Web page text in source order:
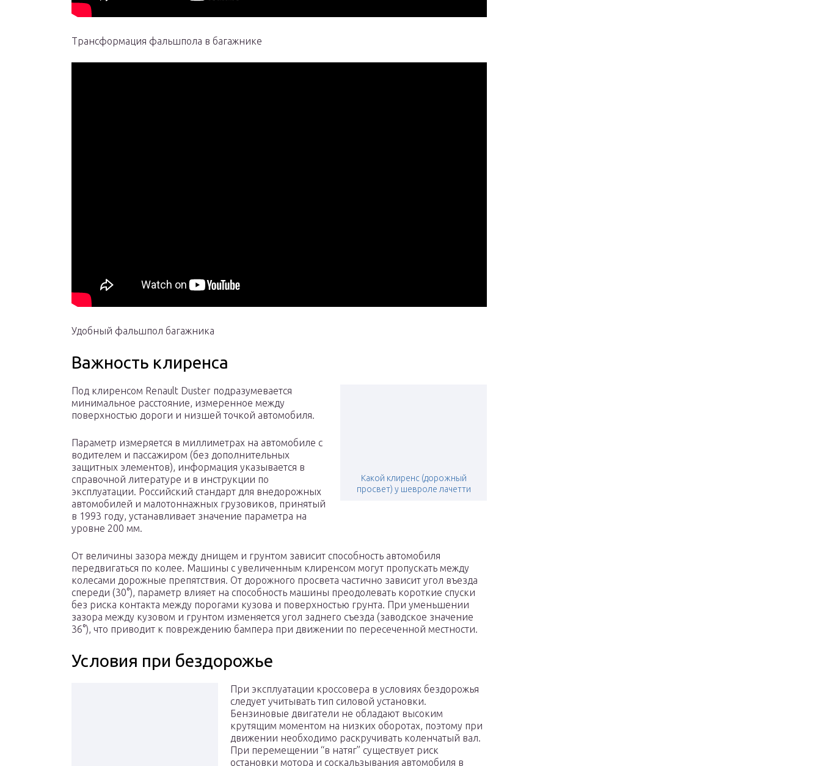
Трансформация фальшпола в багажнике
Удобный фальшпол багажника
Важность клиренса
Какой клиренс (дорожный
просвет) у шевроле лачетти
Под клиренсом Renault Duster подразумевается
минимальное расстояние, измеренное между
поверхностью дороги и низшей точкой автомобиля.
Параметр измеряется в миллиметрах на автомобиле с
водителем и пассажиром (без дополнительных
защитных элементов), информация указывается в
справочной литературе и в инструкции по
эксплуатации. Российский стандарт для внедорожных
автомобилей и малотоннажных грузовиков, принятый
в 1993 году, устанавливает значение параметра на
уровне 200 мм.
От величины зазора между днищем и грунтом зависит способность автомобиля
передвигаться по колее. Машины с увеличенным клиренсом могут пропускать между
колесами дорожные препятствия. От дорожного просвета частично зависит угол въезда
спереди (30°), параметр влияет на способность машины преодолевать короткие спуски
без риска контакта между порогами кузова и поверхностью грунта. При уменьшении
зазора между кузовом и грунтом изменяется угол заднего съезда (заводское значение
36°), что приводит к повреждению бампера при движении по пересеченной местности.
Условия при бездорожье
При эксплуатации кроссовера в условиях бездорожья
следует учитывать тип силовой установки.
Бензиновые двигатели не обладают высоким
крутящим моментом на низких оборотах, поэтому при
движении необходимо раскручивать коленчатый вал.
При перемещении “в натяг” существует риск
остановки мотора и соскальзывания автомобиля в